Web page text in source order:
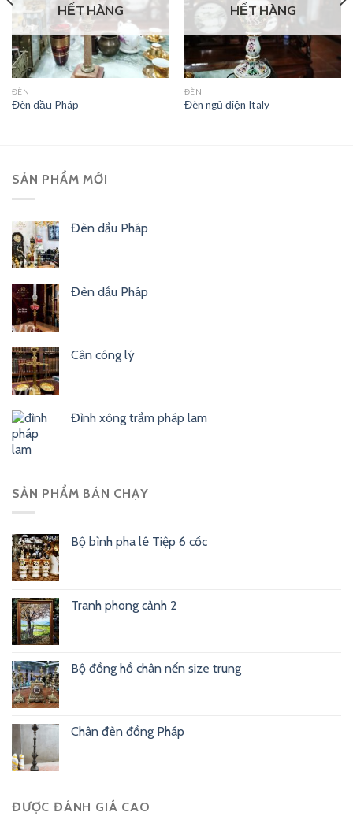
HẾT HÀNG
ĐÈN
Đèn dầu Pháp
HẾT HÀNG
ĐÈN
Đèn ngủ điện Italy
SẢN PHẨM MỚI
Đèn dầu Pháp
Đèn dầu Pháp
Cân công lý
Đỉnh xông trầm pháp lam
SẢN PHẨM BÁN CHẠY
Bộ bình pha lê Tiệp 6 cốc
Tranh phong cảnh 2
Bộ đồng hồ chân nến size trung
Chân đèn đồng Pháp
ĐƯỢC ĐÁNH GIÁ CAO